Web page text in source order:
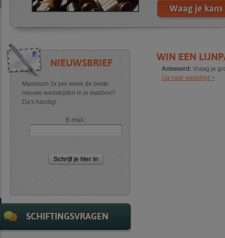
Waag je kans
NIEUWSBRIEF
Maximum 3x per week de beste
nieuwe wedstrijden in je mailbox?
Da's handig!
E-mail :
Schrijf je hier in
SCHIFTINGSVRAGEN
WIN EEN
Antwoord: Vraag je
Ga naar wedstrijd >